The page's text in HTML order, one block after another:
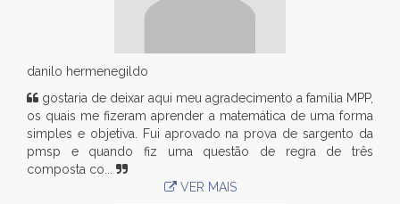
danilo hermenegildo
gostaria de deixar aqui meu agradecimento a família MPP,
os quais me fizeram aprender a matemática de uma forma
simples e objetiva. Fui aprovado na prova de sargento da
pmsp e quando fiz uma questão de regra de três
composta co...
VER MAIS